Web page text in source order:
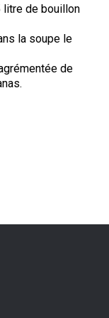
litre de bouillon
la soupe le
de